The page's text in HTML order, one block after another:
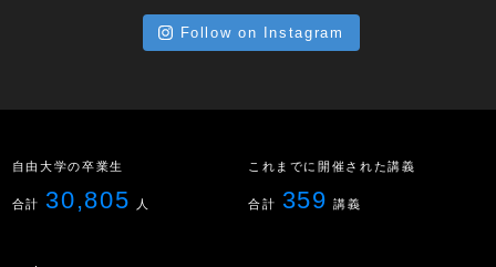
Follow on Instagram
自由大学の卒業生
合計 30,805 人
これまでに開催された講義
合計 359 講義